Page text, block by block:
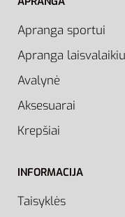
Apranga sportui
Apranga
Avalynė
Aksesuarai
Krepšiai
INFORMACIJA
Taisyklės